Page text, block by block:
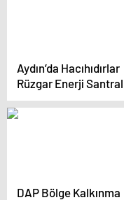
Aydın’da Hacıhıdırlar
Rüzgar Enerji
projesine yürütmeyi
durdurma kararı
DAP Bölge Kalkınma